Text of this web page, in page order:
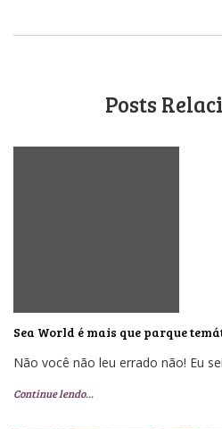
Posts
Sea World é mais que parque
Não você não leu errado não! Eu
Continue lendo…